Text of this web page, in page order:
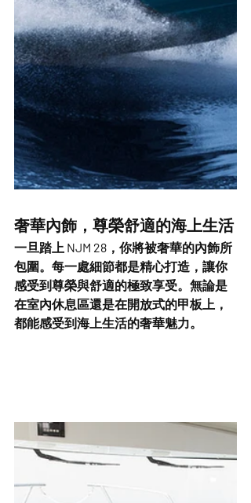
奢華內飾，尊榮舒適的海上生活
一旦踏上 NJM 28，你將被奢華的內飾所
包圍。每一處細節都是精心打造，讓你
感受到尊榮與舒適的極致享受。無論是
在室內休息區還是在開放式的甲板上，
都能感受到海上生活的奢華魅力。